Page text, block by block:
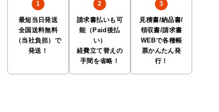
最短当日発送
全国送料無料
（当社負担）で
発送！
請求書払いも可
能（Paid後払
い）
経費立て替えの
手間を省略！
見積書/納品書/
領収書/請求書
WEBで各種帳
票かんたん発
行！